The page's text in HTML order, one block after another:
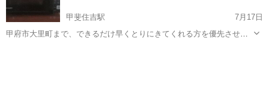
甲斐住吉駅
7月17日
甲府市大里町まで、できるだけ早くとりにきてくれる方を優先させて